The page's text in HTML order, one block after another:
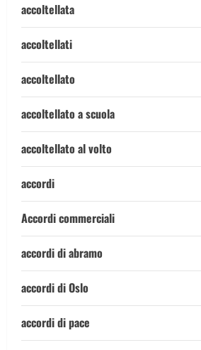
accoltellata
accoltellati
accoltellato
accoltellato a scuola
accoltellato al volto
accordi
Accordi commerciali
accordi di abramo
accordi di Oslo
accordi di pace